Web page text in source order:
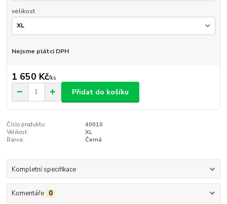
velikost
Nejsme plátci DPH
1 650 Kč/ks
Přidat do košíku
Číslo produktu:
40010
Velikost:
XL
Barva:
Černá
Kompletní specifikace
Komentáře 0